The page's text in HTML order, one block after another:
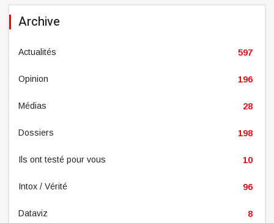
Archive
Actualités 597
Opinion 196
Médias 28
Dossiers 198
Ils ont testé pour vous 10
Intox / Vérité 96
Dataviz 8